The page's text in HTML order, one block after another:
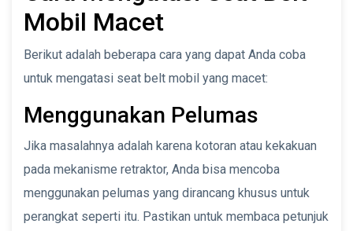
Mobil Macet
Berikut adalah beberapa cara yang dapat Anda coba
untuk mengatasi seat belt mobil yang macet:
Menggunakan Pelumas
Jika masalahnya adalah karena kotoran atau kekakuan
pada mekanisme retraktor, Anda bisa mencoba
menggunakan pelumas yang dirancang khusus untuk
perangkat seperti itu. Pastikan untuk membaca petunjuk